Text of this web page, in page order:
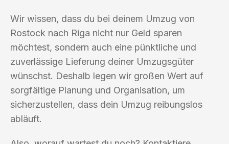
Wir wissen, dass du bei deinem Umzug von
Rostock nach Riga nicht nur Geld sparen
möchtest, sondern auch eine pünktliche und
zuverlässige Lieferung deiner Umzugsgüter
wünschst. Deshalb legen wir großen Wert auf
sorgfältige Planung und Organisation, um
sicherzustellen, dass dein Umzug reibungslos
abläuft.